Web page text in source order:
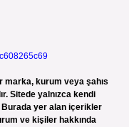
marka, kurum veya şahıs
Sitede yalnızca kendi
Burada yer alan içerikler
ve kişiler hakkında